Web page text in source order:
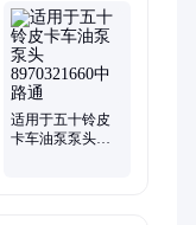
适用于五十铃皮
卡车油泵泵头